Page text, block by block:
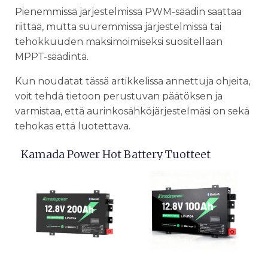
Pienemmissä järjestelmissä PWM-säädin saattaa
riittää, mutta suuremmissa järjestelmissä tai
tehokkuuden maksimoimiseksi suositellaan
MPPT-säädintä.
Kun noudatat tässä artikkelissa annettuja ohjeita,
voit tehdä tietoon perustuvan päätöksen ja
varmistaa, että aurinkosähköjärjestelmäsi on sekä
tehokas että luotettava.
Kamada Power Hot Battery Tuotteet